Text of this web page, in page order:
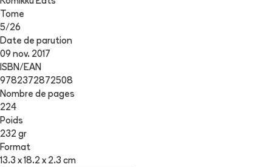
Tome
5/26
Date de parution
09 nov. 2017
ISBN/EAN
9782372872508
Nombre de pages
224
Poids
232 gr
Format
13.3 x 18.2 x 2.3 cm